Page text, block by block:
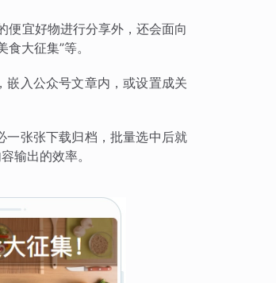
便宜好物进行分享外，还会面向
大征集”等。
嵌入公众号文章内，或设置成关
一张张下载归档，批量选中后就
输出的效率。